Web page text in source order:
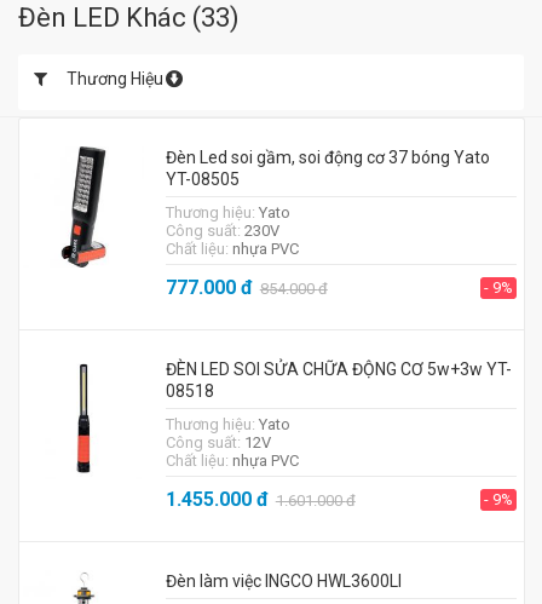
Đèn LED Khác (33)
Thương Hiệu
Đèn Led soi gầm, soi động cơ 37 bóng Yato
YT-08505
Thương hiệu: Yato
Công suất: 230V
Chất liệu: nhựa PVC
777.000đ 854.000đ - 9%
ĐÈN LED SOI SỬA CHỮA ĐỘNG CƠ 5w+3w YT-
08518
Thương hiệu: Yato
Công suất: 12V
Chất liệu: nhựa PVC
1.455.000đ 1.601.000đ - 9%
Đèn làm việc INGCO HWL3600LI